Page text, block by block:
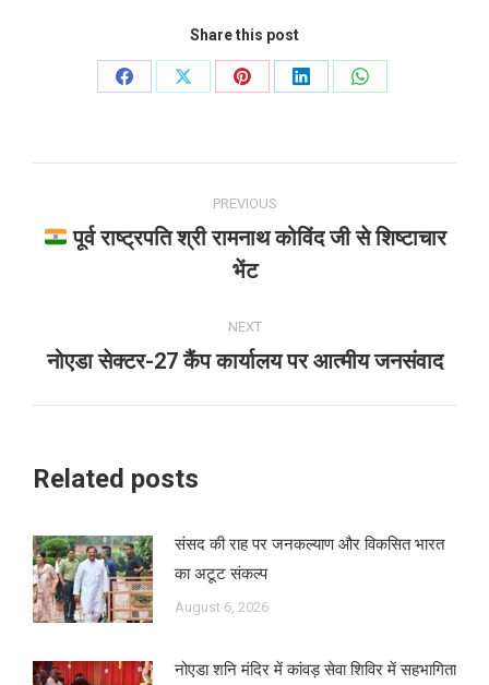
Share this post
Share
Share
Share
Share
Share
navigation
PREVIOUS
Previous
post:
पूर्व राष्ट्रपति श्री रामनाथ कोविंद जी से शिष्टाचार
भेंट
NEXT
Next
नोएडा सेक्टर-27 कैंप कार्यालय पर आत्मीय जनसंवाद
Related posts
संसद की राह पर जनकल्याण और विकसित भारत
का अटूट संकल्प
August 6, 2026
नोएडा शनि मंदिर में कांवड़ सेवा शिविर में सहभागिता